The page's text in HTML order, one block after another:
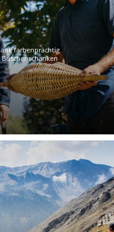
farbenprächtig